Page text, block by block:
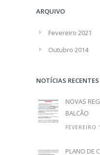
ARQUIVO
Fevereiro 2021
Outubro 2014
NOTÍCIAS RECENTES
NOVAS
BALCÃO
FEVEREIRO
PLANO DE